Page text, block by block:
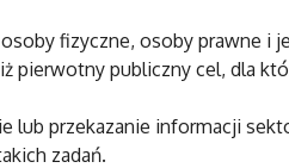
fizyczne, osoby prawne
pierwotny publiczny cel, dla
przekazanie informacji
zadań.